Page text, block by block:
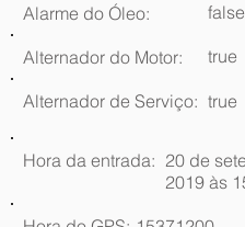
Alarme do Óleo: false
Alternador do Motor: true
Alternador de Serviço: true
Hora da entrada: 20 de
2019 às